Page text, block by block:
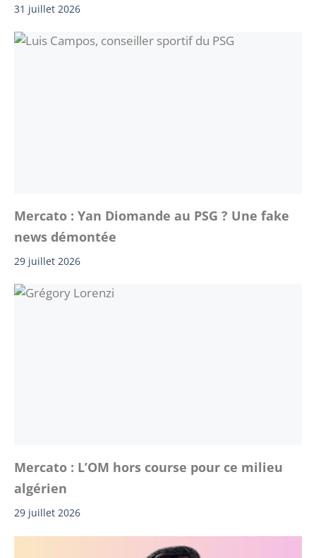
31 juillet 2026
Mercato : Yan Diomande au PSG ? Une fake
news démontée
29 juillet 2026
Mercato : L’OM hors course pour ce milieu
algérien
29 juillet 2026